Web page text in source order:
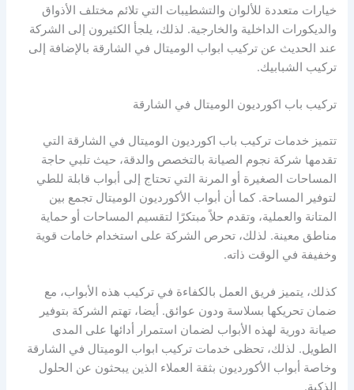
خيارات متعددة للألوان والتشطيبات التي تلائم مختلف الأذواق
والديكورات الداخلية والخارجية. لذلك، يلجأ الكثيرون إلى الشركة
عند الحديث عن تركيب ابواب الوميتال في الشارقة بالإضافة إلى
تركيب الشبابيك.
تركيب باب اكورديون الوميتال في الشارقة
تتميز خدمات تركيب باب اكورديون الوميتال في الشارقة التي
تقدمها شركة نجوم الصيانة بالتخصص والدقة، حيث تلبي حاجة
المساحات الصغيرة أو المرنة التي تحتاج إلى أبواب قابلة للطي
لتوفير المساحة. كما أن أبواب الأكورديون الوميتال تجمع بين
المتانة والعملية، وتقدم حلاً مبتكرًا لتقسيم المساحات أو حماية
مناطق معينة. لذلك، تحرص الشركة على استخدام خامات قوية
وخفيفة في الوقت ذاته.
كذلك، يتميز فريق العمل بالكفاءة في تركيب هذه الأبواب، مع
ضمان تحريكها بسلاسة ودون عوائق. أيضا، تهتم الشركة بتوفير
صيانة دورية لهذه الأبواب لضمان استمرار أدائها على المدى
الطويل. لذلك، تحظى خدمات تركيب ابواب الوميتال في الشارقة
وخاصة أبواب الأكورديون بثقة العملاء الذين يبحثون عن الحلول